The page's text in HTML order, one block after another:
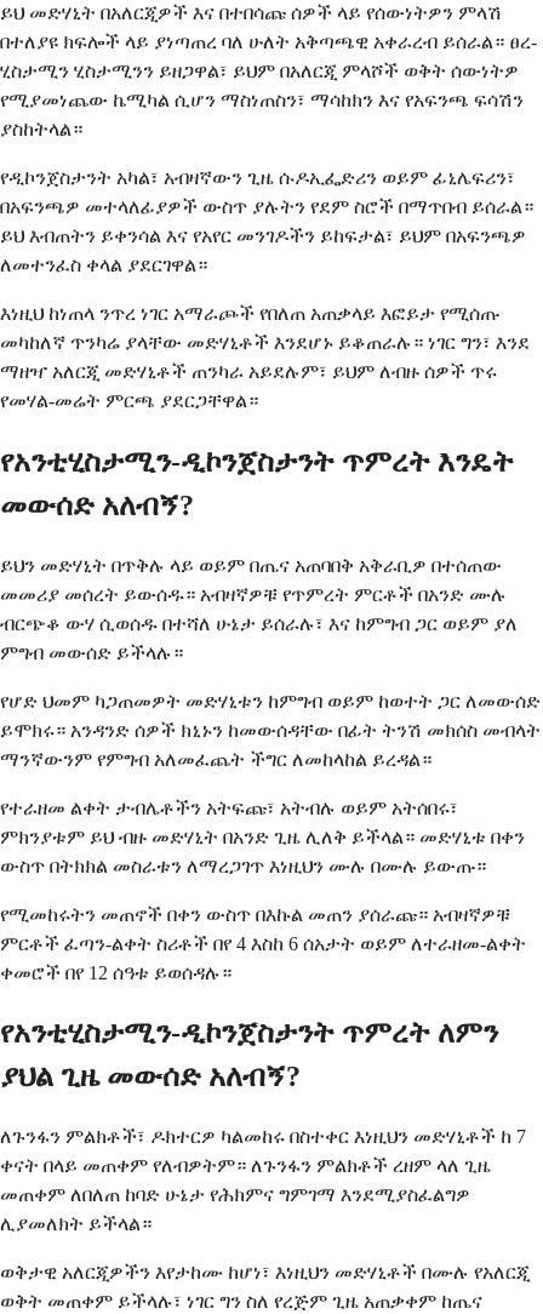
ይህ መድሃኒት በአለርጂዎች እና በተበሳጩ ሰዎች ላይ የሰውነትዎን ምላሽ
በተለያዩ ክፍሎች ላይ ያነጣጠረ ባለ ሁለት አቅጣጫዊ አቀራረብ ይሰራል። ፀረ-
ሂስታሚን ሂስታሚንን ይዘጋዋል፣ ይህም በአለርጂ ምላሾች ወቅት ሰውነትዎ
የሚያመነጨው ኬሚካል ሲሆን ማስነጠስን፣ ማሳከክን እና የአፍንጫ ፍሳሽን
ያስከትላል።
የዲኮንጀስታንት አካል፣ አብዛኛውን ጊዜ ሱዶኢፌድሪን ወይም ፊኒሌፍሪን፣
በአፍንጫዎ መተላለፊያዎች ውስጥ ያሉትን የደም ስሮች በማጥበብ ይሰራል።
ይህ እብጠትን ይቀንሳል እና የአየር መንገዶችን ይከፍታል፣ ይህም በአፍንጫዎ
ለመተንፈስ ቀላል ያደርገዋል።
እነዚህ ከነጠላ ንጥረ ነገር አማራጮች የበለጠ አጠቃላይ እፎይታ የሚሰጡ
መካከለኛ ጥንካሬ ያላቸው መድሃኒቶች እንደሆኑ ይቆጠራሉ። ነገር ግን፣ እንደ
ማዘዣ አለርጂ መድሃኒቶች ጠንካራ አይደሉም፣ ይህም ለብዙ ሰዎች ጥሩ
የመሃል-መሬት ምርጫ ያደርጋቸዋል።
የአንቲሂስታሚን-ዲኮንጀስታንት ጥምረት እንዴት
መውሰድ አለብኝ?
ይህን መድሃኒት በጥቅሉ ላይ ወይም በጤና አጠባበቅ አቅራቢዎ በተሰጠው
መመሪያ መሰረት ይውሰዱ። አብዛኛዎቹ የጥምረት ምርቶች በአንድ ሙሉ
ብርጭቆ ውሃ ሲወሰዱ በተሻለ ሁኔታ ይሰራሉ፣ እና ከምግብ ጋር ወይም ያለ
ምግብ መውሰድ ይችላሉ።
የሆድ ህመም ካጋጠመዎት መድሃኒቱን ከምግብ ወይም ከወተት ጋር ለመውሰድ
ይሞክሩ። አንዳንድ ሰዎች ክኒኑን ከመውሰዳቸው በፊት ትንሽ መክሰስ መብላት
ማንኛውንም የምግብ አለመፈጨት ችግር ለመከላከል ይረዳል።
የተራዘመ ልቀት ታብሌቶችን አትፍጩ፣ አትብሉ ወይም አትሰበሩ፣
ምክንያቱም ይህ ብዙ መድሃኒት በአንድ ጊዜ ሊለቅ ይችላል። መድሃኒቱ በቀን
ውስጥ በትክክል መስራቱን ለማረጋገጥ እነዚህን ሙሉ በሙሉ ይውጡ።
የሚመከሩትን መጠኖች በቀን ውስጥ በእኩል መጠን ያሰራጩ። አብዛኛዎቹ
ምርቶች ፈጣን-ልቀት ስሪቶች በየ 4 እስከ 6 ሰአታት ወይም ለተራዘመ-ልቀት
ቀመሮች በየ 12 ሰዓቱ ይወሰዳሉ።
የአንቲሂስታሚን-ዲኮንጀስታንት ጥምረት ለምን
ያህል ጊዜ መውሰድ አለብኝ?
ለጉንፋን ምልክቶች፣ ዶክተርዎ ካልመከሩ በስተቀር እነዚህን መድሃኒቶች ከ 7
ቀናት በላይ መጠቀም የለብዎትም። ለጉንፋን ምልክቶች ረዘም ላለ ጊዜ
መጠቀም ለበለጠ ከባድ ሁኔታ የሕክምና ግምገማ እንደሚያስፈልግዎ
ሊያመለክት ይችላል።
ወቅታዊ አለርጂዎችን እየታከሙ ከሆነ፣ እነዚህን መድሃኒቶች በሙሉ የአለርጂ
ወቅት መጠቀም ይችላሉ፣ ነገር ግን ስለ የረጅም ጊዜ አጠቃቀም ከጤና